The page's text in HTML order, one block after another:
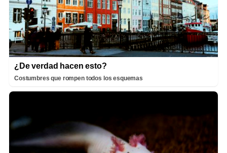
¿De verdad hacen esto?
Costumbres que rompen todos los esquemas